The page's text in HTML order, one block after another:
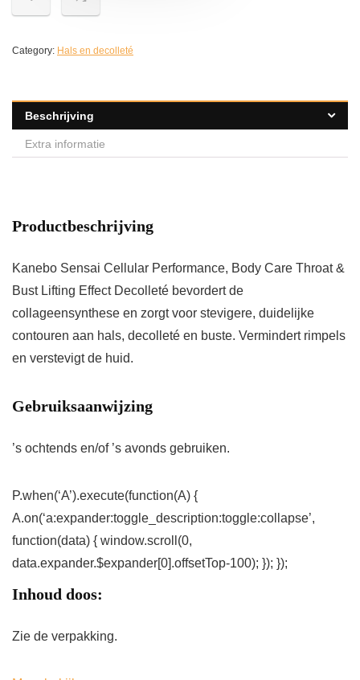
Category: Hals en decolleté
Beschrijving
Extra informatie
Productbeschrijving
Kanebo Sensai Cellular Performance, Body Care Throat &
Bust Lifting Effect Decolleté bevordert de
collageensynthese en zorgt voor stevigere, duidelijke
contouren aan hals, decolleté en buste. Vermindert rimpels
en verstevigt de huid.
Gebruiksaanwijzing
’s ochtends en/of ’s avonds gebruiken.
P.when(‘A’).execute(function(A) {
A.on(‘a:expander:toggle_description:toggle:collapse’,
function(data) { window.scroll(0,
data.expander.$expander[0].offsetTop-100); }); });
Inhoud doos:
Zie de verpakking.